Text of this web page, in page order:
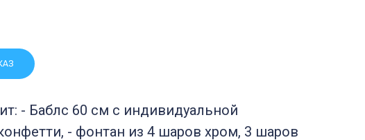
- Баблс 60 см с индивидуальной
- фонтан из 4 шаров хром, 3 шаров